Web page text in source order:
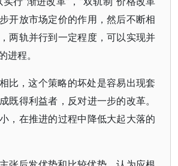
开放市场定价的作用，然后不断相
两轨并行到一定程度，可以实现并
进程。
比，这个策略的坏处是容易出现套
既得利益者，反对进一步的改革。
，在推进的过程中降低大起大落的